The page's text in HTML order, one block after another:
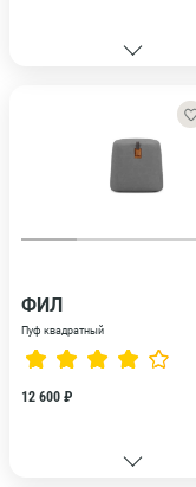
ФИЛ
Пуф квадратный
12 600 ₽